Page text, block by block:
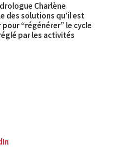
Charlène
des solutions qu’il est
“régénérer” le cycle
par les activités